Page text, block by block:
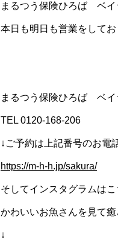
まるつう保険ひろば ベイ
本日も明日も営業をして
まるつう保険ひろば ベイ
TEL 0120-168-206
↓ご予約は上記番号のお電
https://m-h-h.jp/sakura/
そしてインスタグラムはこ
かわいいお魚さんを見て癒
↓